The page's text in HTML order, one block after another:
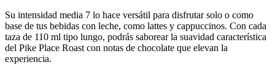
Su intensidad media 7 lo hace versátil para disfrutar solo o como
base de tus bebidas con leche, como lattes y cappuccinos. Con cada
taza de 110 ml tipo lungo, podrás saborear la suavidad característica
del Pike Place Roast con notas de chocolate que elevan la
experiencia.